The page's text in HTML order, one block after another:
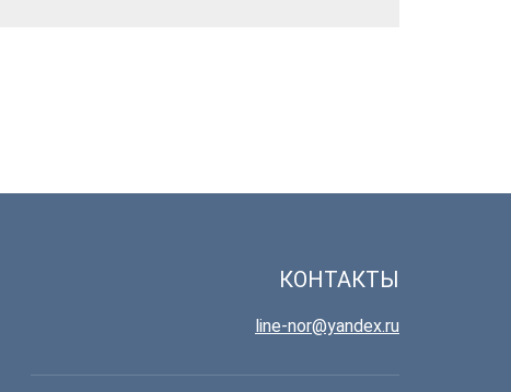
КОНТАКТЫ
line-nor@yandex.ru